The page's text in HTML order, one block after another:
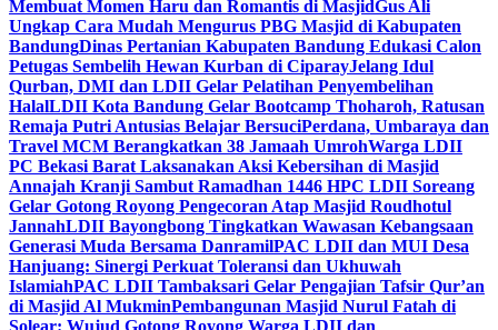
Membuat Momen Haru dan Romantis di MasjidGus Ali
Ungkap Cara Mudah Mengurus PBG Masjid di Kabupaten
BandungDinas Pertanian Kabupaten Bandung Edukasi Calon
Petugas Sembelih Hewan Kurban di CiparayJelang Idul
Qurban, DMI dan LDII Gelar Pelatihan Penyembelihan
HalalLDII Kota Bandung Gelar Bootcamp Thoharoh, Ratusan
Remaja Putri Antusias Belajar BersuciPerdana, Umbaraya dan
Travel MCM Berangkatkan 38 Jamaah UmrohWarga LDII
PC Bekasi Barat Laksanakan Aksi Kebersihan di Masjid
Annajah Kranji Sambut Ramadhan 1446 HPC LDII Soreang
Gelar Gotong Royong Pengecoran Atap Masjid Roudhotul
JannahLDII Bayongbong Tingkatkan Wawasan Kebangsaan
Generasi Muda Bersama DanramilPAC LDII dan MUI Desa
Hanjuang: Sinergi Perkuat Toleransi dan Ukhuwah
IslamiahPAC LDII Tambaksari Gelar Pengajian Tafsir Qur’an
di Masjid Al MukminPembangunan Masjid Nurul Fatah di